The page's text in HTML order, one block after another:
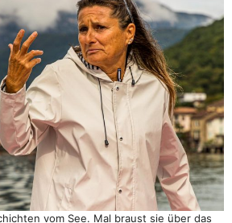
vom See. Mal braust sie über das